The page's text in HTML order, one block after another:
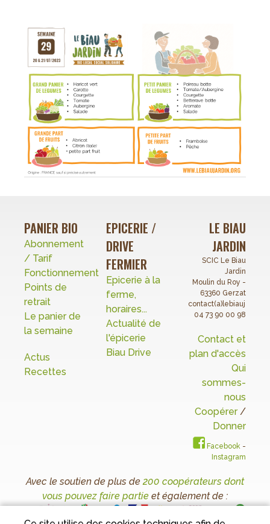
PANIER BIO
Abonnement
/ Tarif
Fonctionnement
Points de
retrait
Le panier de
la semaine
Actus
Recettes
EPICERIE /
DRIVE
FERMIER
Epicerie à la
ferme,
horaires...
Actualité de
l'épicerie
Biau Drive
LE BIAU
JARDIN
SCIC Le Biau
Jardin
Moulin du Roy -
63360 Gerzat
04 73 90 00 98
Contact et
plan d'accès
Qui
sommes-
nous
Coopérer /
Donner
Facebook -
Instagram
Avec le soutien de plus de 200 coopérateurs dont
vous pouvez faire partie et également de :